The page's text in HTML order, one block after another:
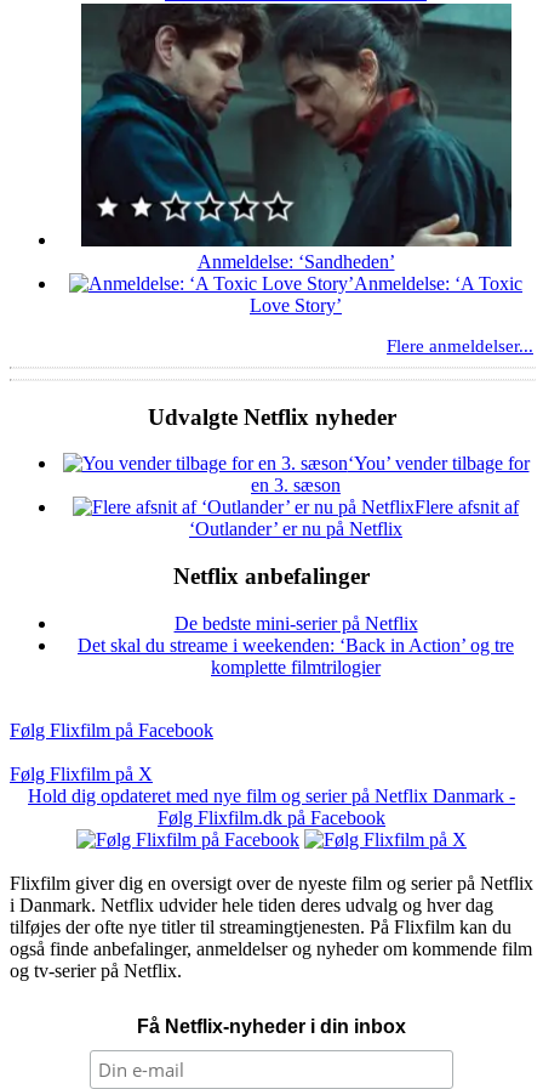
Anmeldelse: ‘Sandheden’
Anmeldelse: ‘A Toxic
Love Story’
Flere anmeldelser...
Udvalgte Netflix nyheder
‘You’ vender tilbage for
en 3. sæson
Flere afsnit af
‘Outlander’ er nu på Netflix
Netflix anbefalinger
De bedste mini-serier på Netflix
Det skal du streame i weekenden: ‘Back in Action’ og tre
komplette filmtrilogier
Følg Flixfilm på Facebook
Følg Flixfilm på X
Hold dig opdateret med nye film og serier på Netflix Danmark -
Følg Flixfilm.dk på Facebook
Flixfilm giver dig en oversigt over de nyeste film og serier på Netflix
i Danmark. Netflix udvider hele tiden deres udvalg og hver dag
tilføjes der ofte nye titler til streamingtjenesten. På Flixfilm kan du
også finde anbefalinger, anmeldelser og nyheder om kommende film
og tv-serier på Netflix.
Få Netflix-nyheder i din inbox